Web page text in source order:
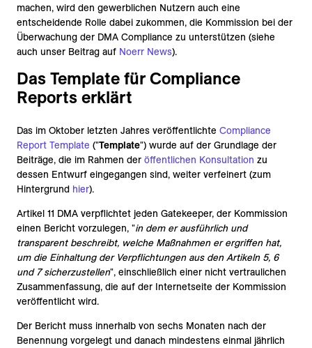
machen, wird den gewerblichen Nutzern auch eine
entscheidende Rolle dabei zukommen, die Kommission bei der
Überwachung der DMA Compliance zu unterstützen (siehe
auch unser Beitrag auf Noerr News).
Das Template für Compliance
Reports erklärt
Das im Oktober letzten Jahres veröffentlichte Compliance
Report Template ("Template") wurde auf der Grundlage der
Beiträge, die im Rahmen der öffentlichen Konsultation zu
dessen Entwurf eingegangen sind, weiter verfeinert (zum
Hintergrund hier).
Artikel 11 DMA verpflichtet jeden Gatekeeper, der Kommission
einen Bericht vorzulegen, "in dem er ausführlich und
transparent beschreibt, welche Maßnahmen er ergriffen hat,
um die Einhaltung der Verpflichtungen aus den Artikeln 5, 6
und 7 sicherzustellen", einschließlich einer nicht vertraulichen
Zusammenfassung, die auf der Internetseite der Kommission
veröffentlicht wird.
Der Bericht muss innerhalb von sechs Monaten nach der
Benennung vorgelegt und danach mindestens einmal jährlich